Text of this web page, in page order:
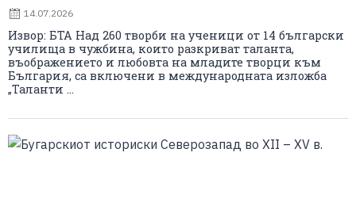
14.07.2026
Извор: БТА Над 260 творби на ученици от 14 български
училища в чужбина, които разкриват таланта,
въображението и любовта на младите творци към
България, са включени в международната изложба
„Таланти ...